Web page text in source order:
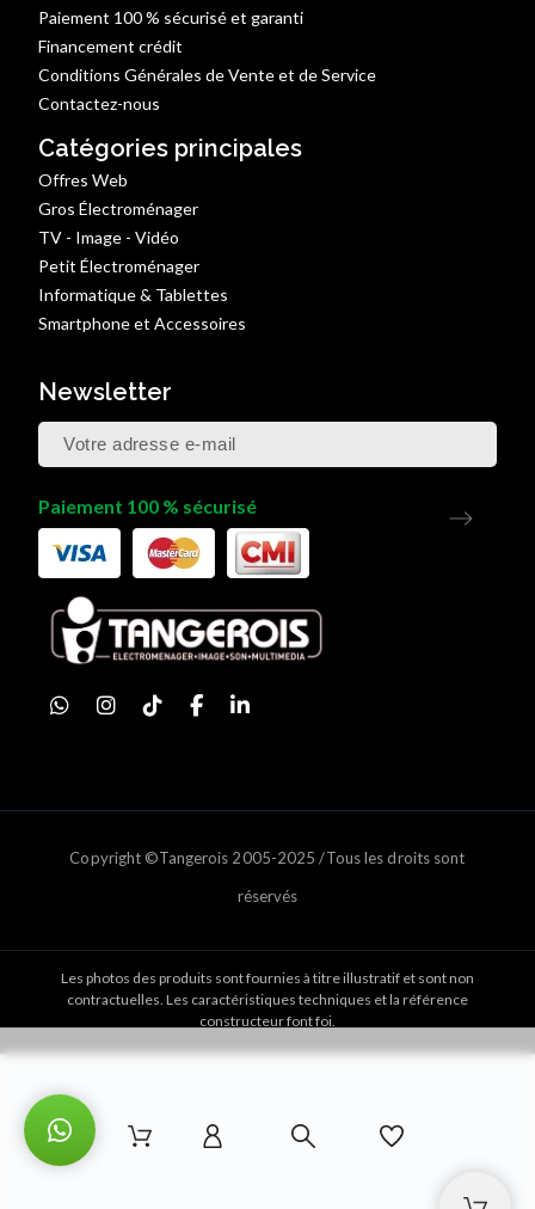
Paiement 100 % sécurisé et garanti
Financement crédit
Conditions Générales de Vente et de Service
Contactez-nous
Catégories principales
Offres Web
Gros Électroménager
TV - Image - Vidéo
Petit Électroménager
Informatique & Tablettes
Smartphone et Accessoires
Newsletter
Paiement 100 % sécurisé
Copyright ©Tangerois 2005-2025 /Tous les droits sont
réservés
Les photos des produits sont fournies à titre illustratif et sont non
contractuelles. Les caractéristiques techniques et la référence
constructeur font foi.